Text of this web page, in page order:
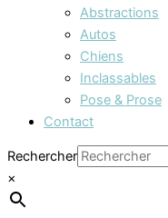
Abstractions
Autos
Chiens
Inclassables
Pose & Prose
Contact
Rechercher
×